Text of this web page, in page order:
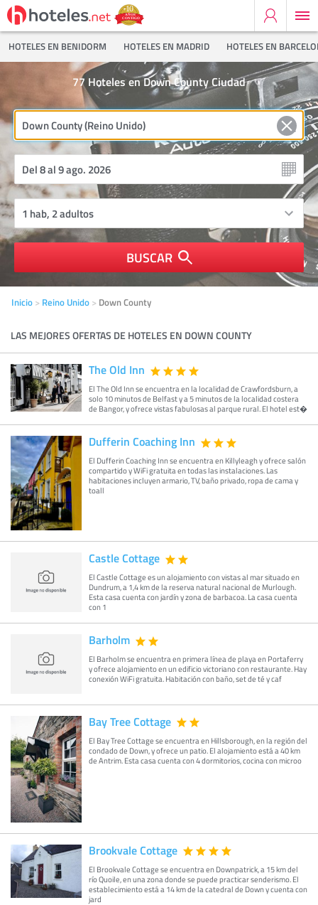
HOTELES EN BENIDORM HOTELES EN MADRID HOTELES EN
Hoteles en Down County Ciudad
77
BUSCAR
Inicio Reino Unido Down County
LAS MEJORES OFERTAS DE HOTELES EN DOWN COUNTY
The Old Inn
El The Old Inn se encuentra en la localidad de Crawfordsburn, a
solo 10 minutos de Belfast y a 5 minutos de la localidad costera
de Bangor, y ofrece vistas fabulosas al parque rural. El hotel est�
Dufferin Coaching Inn
El Dufferin Coaching Inn se encuentra en Killyleagh y ofrece salón
compartido y WiFi gratuita en todas las instalaciones. Las
habitaciones incluyen armario, TV, baño privado, ropa de cama y
toall
Castle Cottage
El Castle Cottage es un alojamiento con vistas al mar situado en
Dundrum, a 1,4 km de la reserva natural nacional de Murlough.
Esta casa cuenta con jardín y zona de barbacoa. La casa cuenta
con 1
Barholm
El Barholm se encuentra en primera línea de playa en Portaferry
y ofrece alojamiento en un edificio victoriano con restaurante. Hay
conexión WiFi gratuita. Habitación con baño, set de té y caf
Bay Tree Cottage
El Bay Tree Cottage se encuentra en Hillsborough, en la región del
condado de Down, y ofrece un patio. El alojamiento está a 40 km
de Antrim. Esta casa cuenta con 4 dormitorios, cocina con microo
Brookvale Cottage
El Brookvale Cottage se encuentra en Downpatrick, a 15 km del
río Quoile, en una zona donde se puede practicar senderismo. El
establecimiento está a 14 km de la catedral de Down y cuenta con
jard